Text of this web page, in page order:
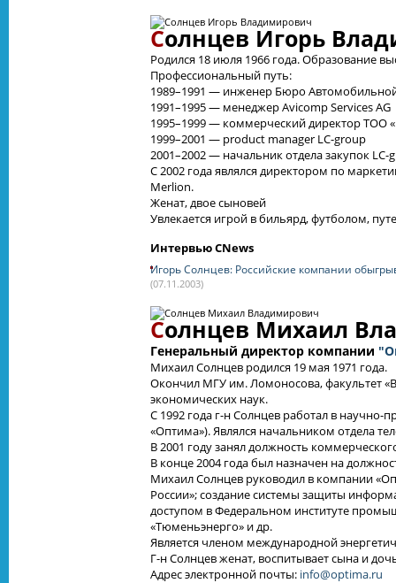
Солнцев Игорь
Родился 18 июля 1966 года. Образование
Профессиональный путь:
1989–1991 — инженер Бюро
1991–1995 — менеджер Avicomp Services AG
1995–1999 — коммерческий директор ТОО
1999–2001 — product manager LC-group
2001–2002 — начальник отдела закупок LC-
С 2002 года являлся директором по
Merlion.
Женат, двое сыновей
Увлекается игрой в бильярд, футболом,
Интервью CNews
Игорь Солнцев: Российские компании
(07.11.2003)
Солнцев Михаил
Генеральный директор компании
Михаил Солнцев родился 19 мая 1971 года.
Окончил МГУ им. Ломоносова, факультет
экономических наук.
С 1992 года г-нСолнцев работал в научно-
«Оптима»). Являлся начальником отдела
В 2001 году занял должность
В конце 2004 года был назначен на
Михаил Солнцев руководил в компании
России»; создание системы защиты
доступом в Федеральном институте
«Тюменьэнерго» и др.
Является членом международной
Г-нСолнцев женат, воспитывает сына и
Адрес электронной почты: info@optima.ru